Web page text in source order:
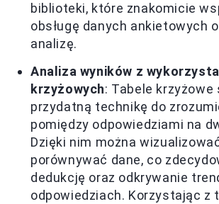
biblioteki, które znakomicie
obsługę danych ankietowych
analizę.
Analiza wyników z
krzyżowych: Tabele krzyżowe
przydatną technikę do
pomiędzy odpowiedziami na
Dzięki nim można
porównywać dane, co
dedukcję oraz odkrywanie
odpowiedziach. Korzystając z